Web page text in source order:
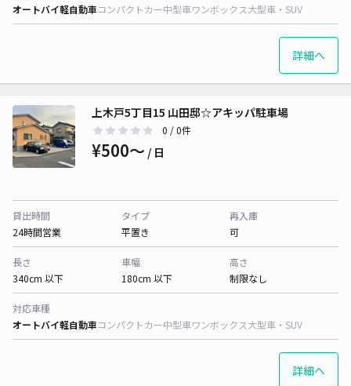
オートバイ軽自動車コンパクトカー中型車ワンボックス大型車・SUV
詳細へ
上木戸5丁目15 山田邸☆アキッパ駐車場
0 / 0件
¥500〜 / 日
貸出時間
24時間営業
タイプ
平置き
再入庫
可
長さ
340cm 以下
車幅
180cm 以下
高さ
制限なし
対応車種
オートバイ軽自動車コンパクトカー中型車ワンボックス大型車・SUV
詳細へ